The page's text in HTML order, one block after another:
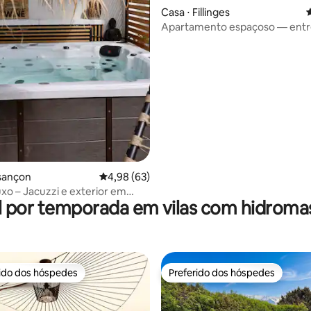
de 5, 63 avaliações
4,98 de uma avaliação média de 5, 63
4,98 (63)
– Jacuzzi e exterior em
Cras
Casa ⋅ Fillinges
Apartamento espaçoso —
por temporada em vilas com
preferidos dos hóspedes
dos hóspedes Preferido dos hóspedes
Preferido dos hóspedes